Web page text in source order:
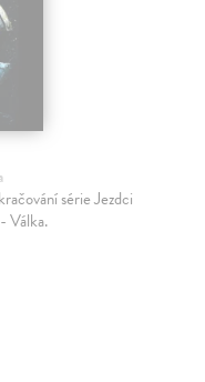
série Jezdci
Válka.